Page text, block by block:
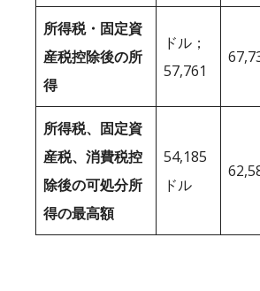
所得税・固定資
産税控除後の所
得
ドル；
57,761
所得税、固定資
産税、消費税控
除後の可処分所
得の最高額
54,185
ドル